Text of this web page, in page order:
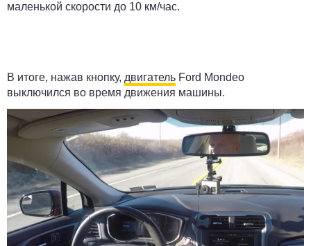
маленькой скорости до 10 км/час.
В итоге, нажав кнопку, двигатель Ford Mondeo
выключился во время движения машины.